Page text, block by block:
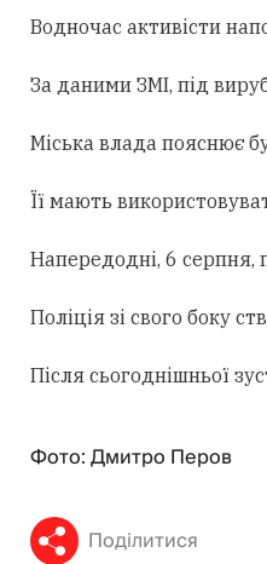
Водночас активісти
За даними ЗМІ, під
Міська влада пояснює
Її мають
Напередодні, 6 серпня,
Поліція зі свого боку
Після сьогоднішньої
Фото: Дмитро Перов
Поділитися